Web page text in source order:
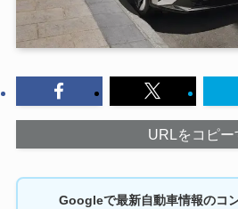
URLをコピー
Googleで最新自動車情報のコ